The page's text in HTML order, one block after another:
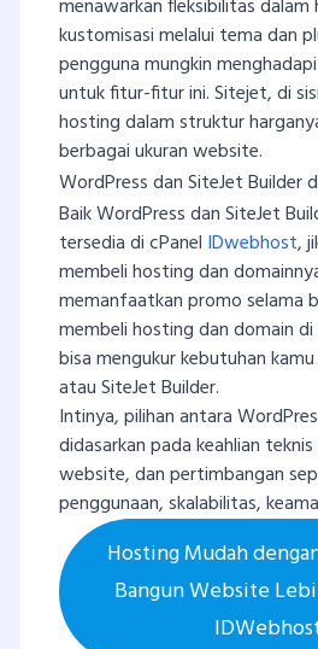
menawarkan fleksibilitas dalam
kustomisasi melalui tema dan
pengguna mungkin
untuk fitur-fitur ini. Sitejet, di
hosting dalam struktur
berbagai ukuran website.
WordPress dan SiteJet Builder
Baik WordPress dan SiteJet
tersedia di cPanel IDwebhost,
membeli hosting dan
memanfaatkan promo selama
membeli hosting dan domain
bisa mengukur kebutuhan
atau SiteJet Builder.
Intinya, pilihan antara
didasarkan pada keahlian
website, dan pertimbangan
penggunaan, skalabilitas,
Hosting Mudah
Bangun Website